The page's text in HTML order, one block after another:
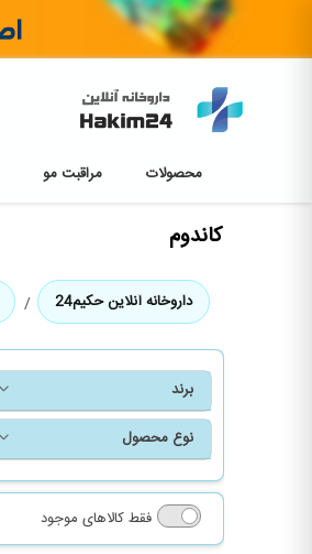
محصولات مراقبت مو
کاندوم
داروخانه آنلاین حکیم24
برند
نوع محصول
فقط کالاهای موجود